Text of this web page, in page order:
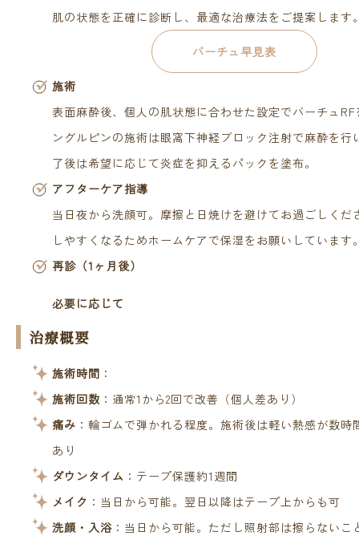
肌の状態を正確に診断し、最適な治療法をご提案します
バーチュ早見表
施術
表面麻酔後、個人の肌状態に合わせた設定でバーチュ
ングルピンの施術は眼窩下神経ブロック注射で麻酔を行
了後は希望に応じて炎症を抑えるパックを塗布。
アフターケア指導
当日夜から洗顔可。摩擦と日焼けを避けてお過ごしくだ
しやすくなるためホームケアで保湿をお願いしています
再診（1ヶ月後）
必要に応じて
治療概要
施術時間 ：
施術回数 ：通常1から2回で改善（個人差あり）
痛み ：輪ゴムで弾かれる程度。施術後は軽い熱感が数時
あり
ダウンタイム ：テープ保護約1週間
メイク ：当日から可能。翌日以降はテープ上からも可
洗顔・入浴 ：当日から可能。ただし照射部は擦らないこ